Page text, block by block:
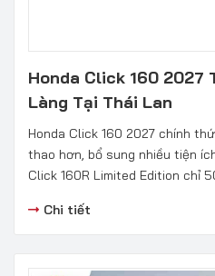
Honda Click 160 2027
Làng Tại Thái Lan
Honda Click 160 2027 chính
thao hơn, bổ sung nhiều tiện
Click 160R Limited Edition chỉ
Chi tiết